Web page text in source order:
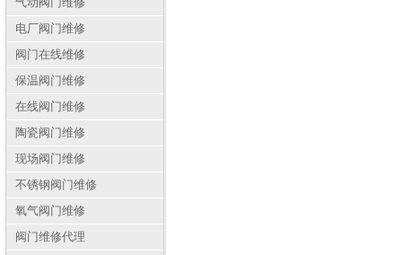
电厂阀门维修
阀门在线维修
保温阀门维修
在线阀门维修
陶瓷阀门维修
现场阀门维修
不锈钢阀门维修
氧气阀门维修
阀门维修代理